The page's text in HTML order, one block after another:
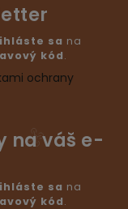
sa na
kód.
ochrany
na váš e-
sa na
kód.